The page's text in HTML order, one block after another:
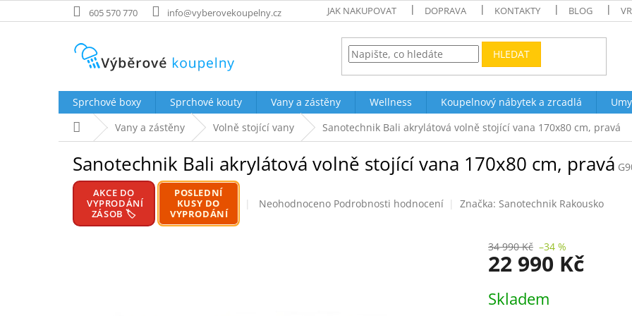
na
605 570 770 info@vyberovekoupelny.cz JAK NAKUPOVAT DOPRAVA KONTAKTY BLOG
HLEDAT
Sprchové boxy Sprchové kouty Vany a zástěny Wellness Koupelnový nábytek a zrcadlá
Domů Vany a zástěny Volně stojící vany Sanotechnik Bali akrylátová volně stojící vana 170x80 cm, pravá
Sanotechnik Bali akrylátová volně stojící vana 170x80 cm, pravá
AKCE DO
VYPRODÁNÍ
ZÁSOB 🏷️
POSLEDNÍ
KUSY DO
VYPRODÁNÍ
Průměrné
Neohodnoceno Podrobnosti hodnocení Značka: Sanotechnik Rakousko
34 990 Kč –34 %
22 990 Kč
cena:
Skladem